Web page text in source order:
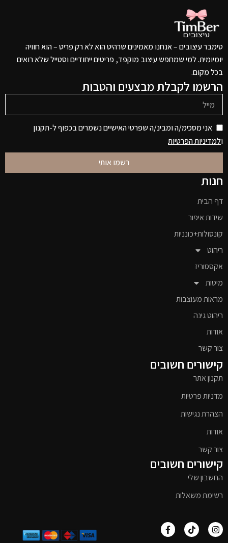
טימבר עיצובים – אנחנו מאמינים שרהיט הוא לא רק פריט – הוא חוויה
יומיומית. למי שמחפש עיצוב מוקפד, פריטים ייחודיים וסטייל שלא רואים
בכל מקום.
הרשמו לקבלת מבצעים והטבות
אני מסכימ/ה ומבינ/ה שפרטי האישיים נשמרים בכפוף ל-תקנון
ולמדיניות הפרטיות
רשמו אותי
חנות
דף הבית
שידות איפור
קונסולות+כונניות
ריהוט
אקססוריז
מיטות
מראות מעוצבות
ריהוט גינה
אודות
צור קשר
קישורים חשובים
תקנון אתר
מדניות פרטיות
הצהרת נגישות
אודות
צור קשר
קישורים חשובים
החשבון שלי
רשימת משאלות